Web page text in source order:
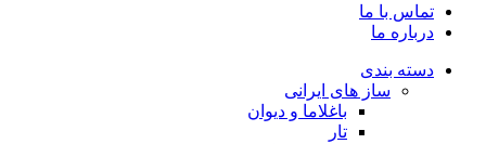
تماس با ما
درباره ما
دسته بندی
ساز های ایرانی
باغلاما و دیوان
تار